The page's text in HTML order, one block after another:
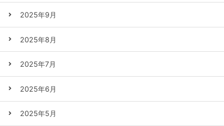
2025年9月
2025年8月
2025年7月
2025年6月
2025年5月